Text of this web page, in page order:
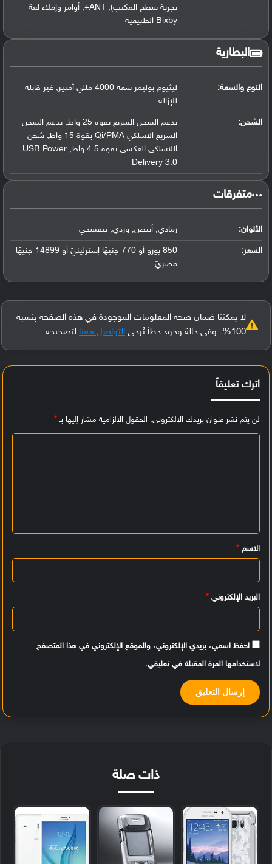
تجربة سطح المكتب), ANT+, أوامر وإملاء لغة
Bixby الطبيعية
البطارية
النوع والسعة:
ليثيوم بوليمر سعة 4000 مللي أمبير, غير قابلة
للإزالة
الشحن:
يدعم الشحن السريع بقوة 25 واط, يدعم الشحن
السريع الاسلكي Qi/PMA بقوة 15 واط, شحن
اللاسلكي العكسي بقوة 4.5 واط, USB Power
Delivery 3.0
‏متفرقات‏
الألوان: رمادي, أبيض, وردي, بنفسجي
السعر:
850 يورو أو 770 جنيهًا إسترلينيً أو 14899 جنيهًا
مصريً
لا يمكننا ضمان صحة المعلومات الموجودة في هذه الصفحة بنسبة
100%، وفي حالة وجود خطأ يُرجى
التواصل معنا لتصحيحه.
اترك تعليقاً
لن يتم نشر عنوان بريدك الإلكتروني. الحقول الإلزامية مشار إليها بـ*
ي
ق
الاسم *
البريد الإلكتروني *
احفظ اسمي، بريدي الإلكتروني، والموقع الإلكتروني في هذا المتصفح
لاستخدامها المرة المقبلة في تعليقي.
ذات صلة